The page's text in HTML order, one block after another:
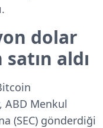
dolar
aldı
ABD Menkul
(SEC) gönderdiği